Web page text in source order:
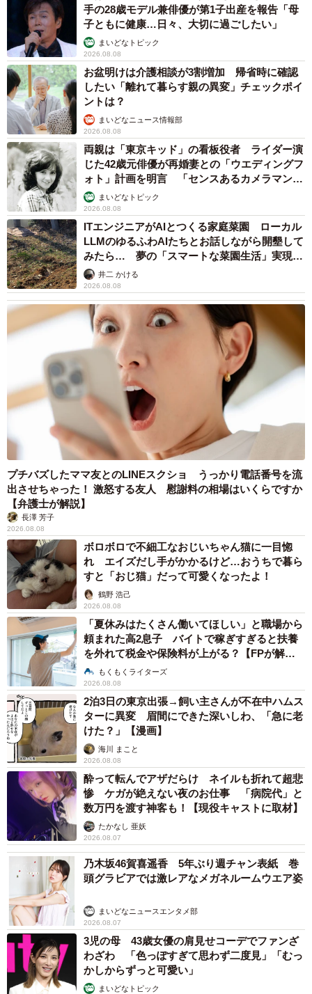
手の28歳モデル兼俳優が第1子出産を報告「母
子ともに健康…日々、大切に過ごしたい」
まいどなトピック
2026.08.08
お盆明けは介護相談が3割増加 帰省時に確認
したい「離れて暮らす親の異変」チェックポイ
ントは？
まいどなニュース情報部
2026.08.08
両親は「東京キッド」の看板役者 ライダー演
じた42歳元俳優が再婚妻との「ウエディングフ
ォト」計画を明言 「センスあるカメラマン求
む」まいどなトピック
2026.08.08
ITエンジニアがAIとつくる家庭菜園 ローカル
LLMのゆるふわAIたちとお話しながら開墾して
みたら… 夢の「スマートな菜園生活」実現な
るか井二 かける
2026.08.08
プチバズしたママ友とのLINEスクショ うっかり電話番号を流
出させちゃった！ 激怒する友人 慰謝料の相場はいくらですか
【弁護士が解説】
長澤 芳子
2026.08.08
ボロボロで不細工なおじいちゃん猫に一目惚
れ エイズだし手がかかるけど…おうちで暮ら
すと「おじ猫」だって可愛くなったよ！
鶴野 浩己
2026.08.08
「夏休みはたくさん働いてほしい」と職場から
頼まれた高2息子 バイトで稼ぎすぎると扶養
を外れて税金や保険料が上がる？【FPが解
説】もくもくライターズ
2026.08.08
2泊3日の東京出張→飼い主さんが不在中ハムス
ターに異変 眉間にできた深いしわ、「急に老
けた？」【漫画】
海川 まこと
2026.08.08
酔って転んでアザだらけ ネイルも折れて超悲
惨 ケガが絶えない夜のお仕事 「病院代」と
数万円を渡す神客も！【現役キャストに取材】
たかなし 亜妖
2026.08.07
乃木坂46賀喜遥香 5年ぶり週チャン表紙 巻
頭グラビアでは激レアなメガネルームウエア姿
まいどなニュースエンタメ部
2026.08.07
3児の母 43歳女優の肩見せコーデでファンざ
わざわ 「色っぽすぎて思わず二度見」「むっ
かしからずっと可愛い」
まいどなトピック